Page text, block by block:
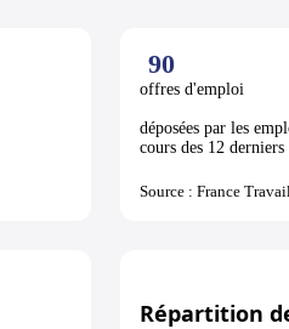
90
offres d'emploi
déposées par les
cours des 12
Source : France
Répartition